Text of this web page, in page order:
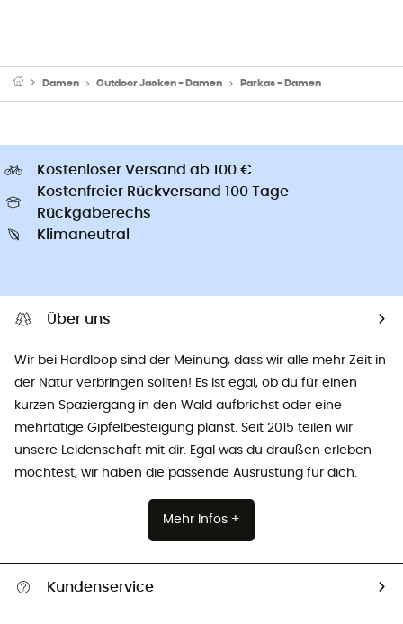
Damen Outdoor Jacken - Damen Parkas - Damen
Kostenloser Versand ab 100 €
Kostenfreier Rückversand 100 Tage
Rückgaberechs
Klimaneutral
Über uns
Wir bei Hardloop sind der Meinung, dass wir alle mehr Zeit in
der Natur verbringen sollten! Es ist egal, ob du für einen
kurzen Spaziergang in den Wald aufbrichst oder eine
mehrtätige Gipfelbesteigung planst. Seit 2015 teilen wir
unsere Leidenschaft mit dir. Egal was du draußen erleben
möchtest, wir haben die passende Ausrüstung für dich.
Mehr Infos +
Kundenservice